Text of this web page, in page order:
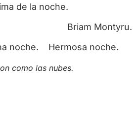
de la noche.
Briam Montyru.
noche. Hermosa noche.
como las nubes.